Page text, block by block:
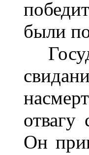
были
Он